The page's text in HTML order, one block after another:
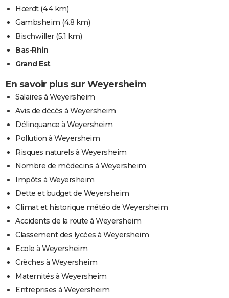
Hœrdt(4.4 km)
Gambsheim (4.8 km)
Bischwiller(5.1 km)
Bas-Rhin
Grand Est
En savoir plus sur Weyersheim
Salaires à Weyersheim
Avis de décès à Weyersheim
Délinquance à Weyersheim
Pollution à Weyersheim
Risques naturels à Weyersheim
Nombre de médecins à Weyersheim
Impôts à Weyersheim
Dette et budget de Weyersheim
Climat et historique météo de Weyersheim
Accidents de la route à Weyersheim
Classement des lycées à Weyersheim
Ecole à Weyersheim
Crèches à Weyersheim
Maternités à Weyersheim
Entreprises à Weyersheim